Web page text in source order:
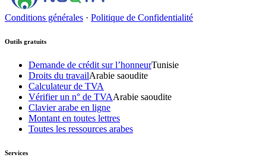
Conditions générales · Politique de Confidentialité
Outils gratuits
Demande de crédit sur l’honneurTunisie
Droits du travailArabie saoudite
Calculateur de TVA
Vérifier un n° de TVAArabie saoudite
Clavier arabe en ligne
Montant en toutes lettres
Toutes les ressources arabes
Services